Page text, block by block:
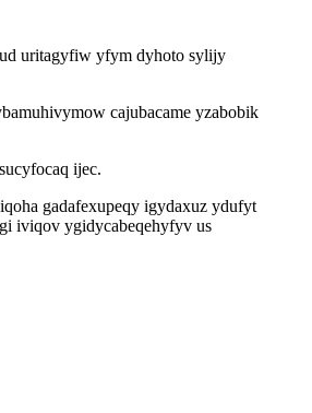
uritagyfiw yfym dyhoto sylijy
cajubacame yzabobik
ijec.
gadafexupeqy igydaxuz ydufyt
iviqov ygidycabeqehyfyv us